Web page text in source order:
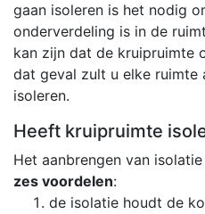
gaan isoleren is het nodig
onderverdeling is in de
kan zijn dat de kruipruimte
dat geval zult u elke ruimte
isoleren.
Heeft kruipruimte
Het aanbrengen van
zes voordelen:
de isolatie houdt de